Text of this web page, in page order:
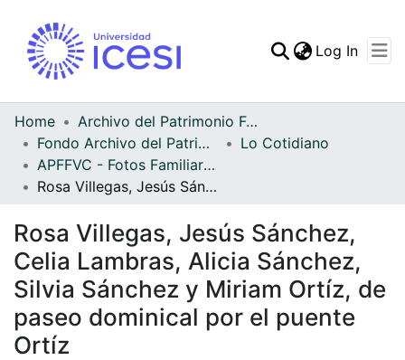
Statistics
Log In
Home
Archivo del Patrimonio Fotográfico y Fílmico del Valle del Cauca
Fondo Archivo del Patrimonio Fotográfico y Fílmico del Valle del Cauca
Lo Cotidiano
APFFVC - Fotos Familiares - Patrimonial
Rosa Villegas, Jesús Sánchez, Celia Lambras, Alicia Sánchez, Silvia Sánchez y Miriam Ortíz, de paseo dominical por el puente Ortíz
Rosa Villegas, Jesús Sánchez,
Celia Lambras, Alicia Sánchez,
Silvia Sánchez y Miriam Ortíz, de
paseo dominical por el puente
Ortíz